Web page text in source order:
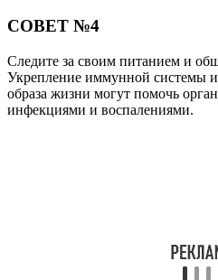
СОВЕТ №4
Следите за своим питанием и
Укрепление иммунной системы
образа жизни могут помочь
инфекциями и воспалениями.